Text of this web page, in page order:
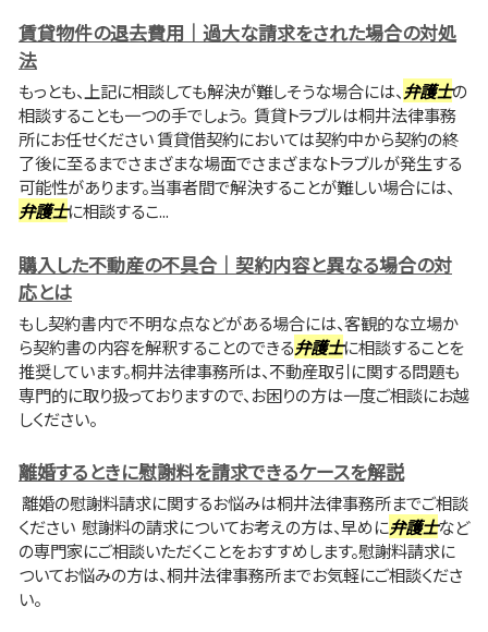
賃貸物件の退去費用｜過大な請求をされた場合の対処
法
もっとも、上記に相談しても解決が難しそうな場合には、 弁護士の
相談することも一つの手でしょう。 賃貸トラブルは桐井法律事務
所にお任せください 賃貸借契約においては契約中から契約の終
了後に至るまでさまざまな場面でさまざまなトラブルが発生する
可能性があります。当事者間で解決することが難しい場合には、
弁護士に相談するこ...
購入した不動産の不具合｜契約内容と異なる場合の対
応とは
もし契約書内で不明な点などがある場合には、客観的な立場か
ら契約書の内容を解釈することのできる弁護士に相談することを
推奨しています。桐井法律事務所は、不動産取引に関する問題も
専門的に取り扱っておりますので、お困りの方は一度ご相談にお越
しください。
離婚するときに慰謝料を請求できるケースを解説
離婚の慰謝料請求に関するお悩みは桐井法律事務所までご相談
ください 慰謝料の請求についてお考えの方は、早めに弁護士など
の専門家にご相談いただくことをおすすめします。慰謝料請求に
ついてお悩みの方は、桐井法律事務所までお気軽にご相談くださ
い。